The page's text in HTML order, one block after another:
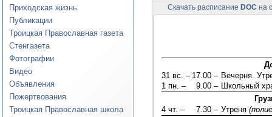
Приходская жизнь
Публикации
Троицкая Православная газета
Стенгазета
Фотографии
Видео
Объявления
Пожертвования
Троицкая Православная школа
Скачать расписание DOC на
31 вс. – 17.00 – Вечерня.
1 пн. –
9.00 – Школьный
4 чт. –
7.30 – Утреня